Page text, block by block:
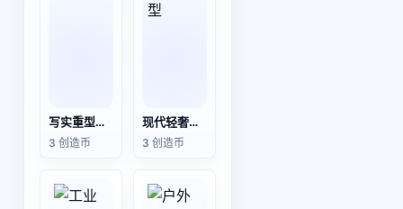
写实重型工业仓储货架车间物流金属置物架3D模型
3 创造币
现代轻奢铁艺落地展示架商用服装店陈列架书架3D模型
3 创造币